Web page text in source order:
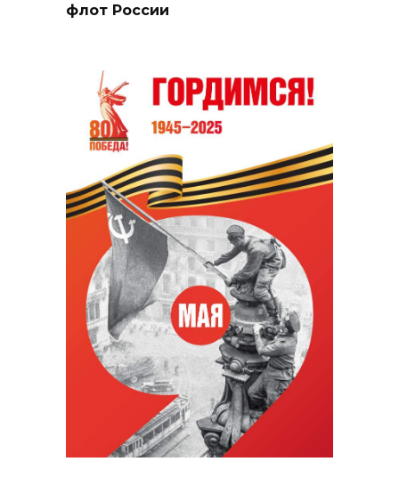
флот России